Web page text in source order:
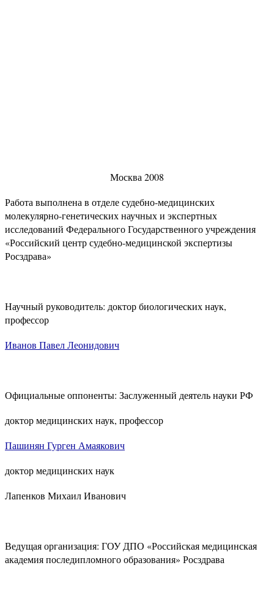
Москва 2008
Работа выполнена в отделе судебно-медицинских
молекулярно-генетических научных и экспертных
исследований Федерального Государственного учреждения
«Российский центр судебно-медицинской экспертизы
Росздрава»
Научный руководитель: доктор биологических наук,
профессор
Иванов Павел Леонидович
Официальные оппоненты: Заслуженный деятель науки РФ
доктор медицинских наук, профессор
Пашинян Гурген Амаякович
доктор медицинских наук
Лапенков Михаил Иванович
Ведущая организация: ГОУ ДПО «Российская медицинская
академия последипломного образования» Росздрава